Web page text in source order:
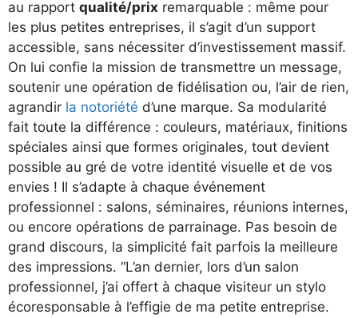
au rapport qualité/prix remarquable : même pour
les plus petites entreprises, il s’agit d’un support
accessible, sans nécessiter d’investissement massif.
On lui confie la mission de transmettre un message,
soutenir une opération de fidélisation ou, l’air de rien,
agrandir la notoriété d’une marque. Sa modularité
fait toute la différence : couleurs, matériaux, finitions
spéciales ainsi que formes originales, tout devient
possible au gré de votre identité visuelle et de vos
envies ! Il s’adapte à chaque événement
professionnel : salons, séminaires, réunions internes,
ou encore opérations de parrainage. Pas besoin de
grand discours, la simplicité fait parfois la meilleure
des impressions. “L’an dernier, lors d’un salon
professionnel, j’ai offert à chaque visiteur un stylo
écoresponsable à l’effigie de ma petite entreprise.